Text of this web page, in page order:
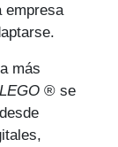
empresa
más
LEGO ® se